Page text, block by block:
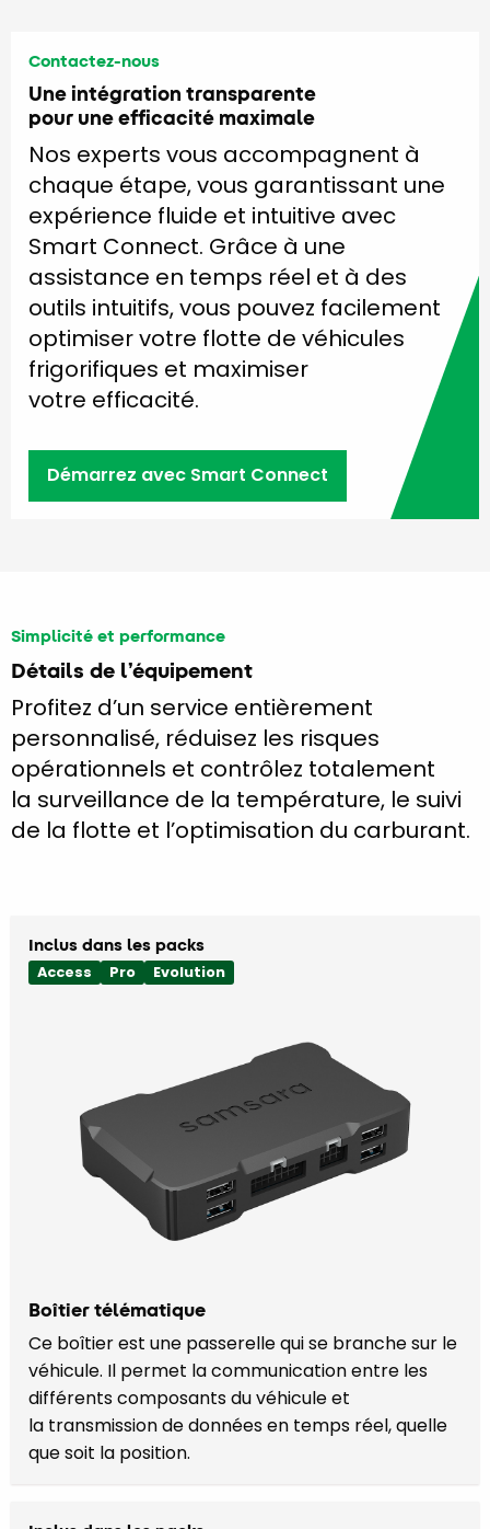
Contactez-nous
Une intégration transparente
pour une efficacité maximale
Nos experts vous accompagnent à
chaque étape, vous garantissant une
expérience fluide et intuitive avec
Smart Connect. Grâce à une
assistance en temps réel et à des
outils intuitifs, vous pouvez facilement
optimiser votre flotte de véhicules
frigorifiques et maximiser
votre efficacité.
Démarrez avec Smart Connect
Simplicité et performance
Détails de l’équipement
Profitez d’un service entièrement
personnalisé, réduisez les risques
opérationnels et contrôlez totalement
la surveillance de la température, le suivi
de la flotte et l’optimisation du carburant.
Inclus dans les packs
Access Pro Evolution
Boîtier télématique
Ce boîtier est une passerelle qui se branche sur le
véhicule. Il permet la communication entre les
différents composants du véhicule et
la transmission de données en temps réel, quelle
que soit la position.